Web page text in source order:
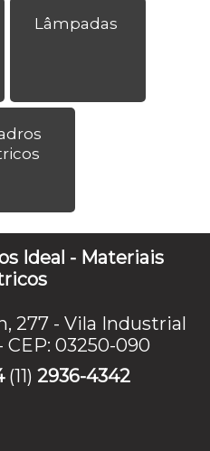
Lâmpadas
Ideal - Materiais
277 - Vila Industrial
CEP: 03250-090
(11) 2936-4342